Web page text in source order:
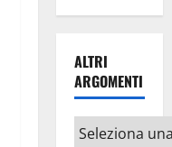
ALTRI
ARGOMENTI
Altri